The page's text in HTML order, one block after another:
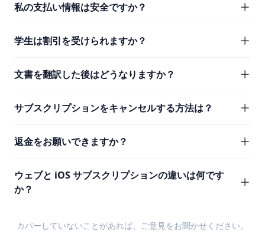
私の支払い情報は安全ですか？
学生は割引を受けられますか？
文書を翻訳した後はどうなりますか？
サブスクリプションをキャンセルする方法は？
返金をお願いできますか？
ウェブと iOS サブスクリプションの違いは何です
か？
カバーしていないことがあれば、 ご意見をお聞かせください。